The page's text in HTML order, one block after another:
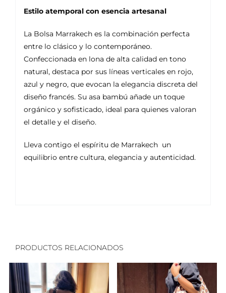
Estilo atemporal con esencia artesanal
La Bolsa Marrakech es la combinación perfecta
entre lo clásico y lo contemporáneo.
Confeccionada en lona de alta calidad en tono
natural, destaca por sus líneas verticales en rojo,
azul y negro, que evocan la elegancia discreta del
diseño francés. Su asa bambú añade un toque
orgánico y sofisticado, ideal para quienes valoran
el detalle y el diseño.
Lleva contigo el espíritu de Marrakech un
equilibrio entre cultura, elegancia y autenticidad.
PRODUCTOS RELACIONADOS